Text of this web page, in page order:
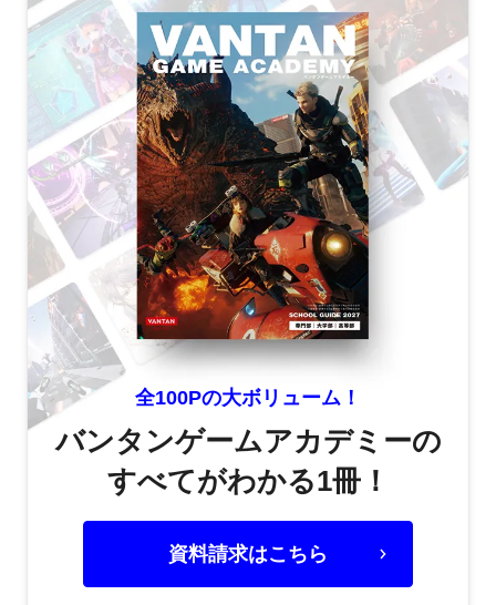
全100Pの大ボリューム！
バンタンゲームアカデミーの
すべてがわかる1冊！
資料請求はこちら